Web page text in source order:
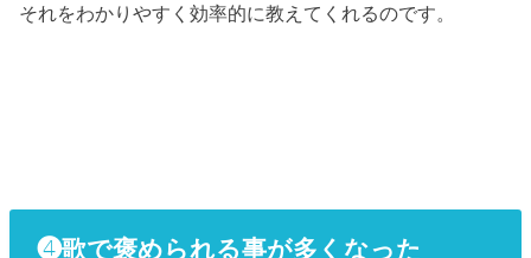
それをわかりやすく効率的に教えてくれるのです。
❹歌で褒められる事が多くなった